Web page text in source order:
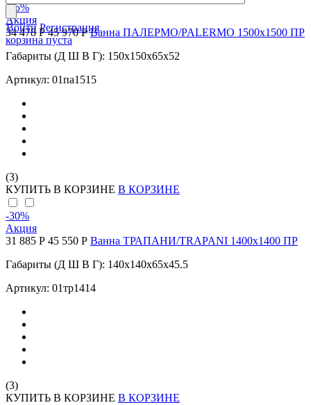
Войти Регистрация
корзина пуста
-25%
Акция
34 478 Р45 970 РВанна ПАЛЕРМО/PALERMO 1500х1500 ПР
Габариты (Д Ш В Г): 150x150x65x52
Артикул: 01па1515
(3)
КУПИТЬ В КОРЗИНЕ В КОРЗИНЕ
-30%
Акция
31 885 Р 45 550 Р Ванна ТРАПАНИ/TRAPANI 1400х1400 ПР
Габариты (Д Ш В Г): 140x140x65x45.5
Артикул: 01тр1414
(3)
КУПИТЬ В КОРЗИНЕ В КОРЗИНЕ